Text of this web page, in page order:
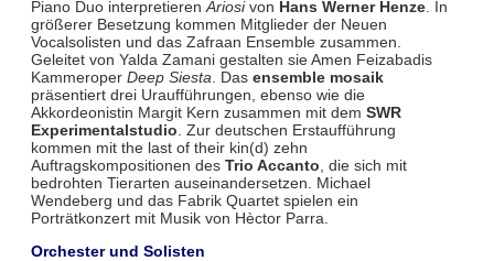
Piano Duo interpretieren Ariosivon Hans Werner Henze. In
größerer Besetzung kommen Mitglieder der Neuen
Vocalsolisten und das Zafraan Ensemble zusammen.
Geleitet von Yalda Zamani gestalten sie Amen Feizabadis
Kammeroper Deep Siesta . Das ensemble mosaik
präsentiert drei Uraufführungen, ebenso wie die
Akkordeonistin Margit Kern zusammen mit dem SWR
Experimentalstudio . Zur deutschen Erstaufführung
kommen mit the last of their kin(d) zehn
Auftragskompositionen des Trio Accanto , die sich mit
bedrohten Tierarten auseinandersetzen. Michael
Wendeberg und das Fabrik Quartet spielen ein
Porträtkonzert mit Musik von Hèctor Parra.
Orchester und Solisten